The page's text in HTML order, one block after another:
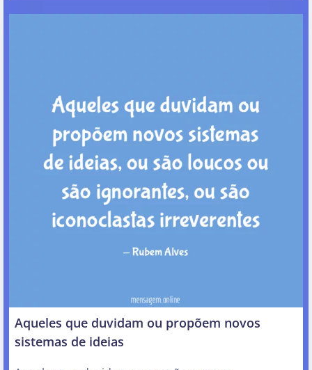
Aqueles que duvidam ou propõem novos
sistemas de ideias